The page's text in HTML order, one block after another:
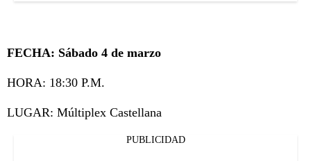
FECHA: Sábado 4 de marzo
HORA: 18:30 P.M.
LUGAR: Múltiplex Castellana
PUBLICIDAD